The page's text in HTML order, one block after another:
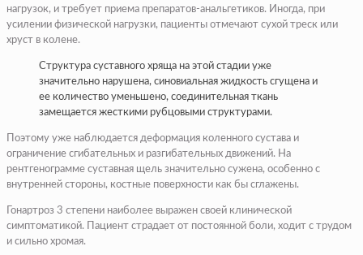
нагрузок, и требует приема препаратов-анальгетиков. Иногда, при
усилении физической нагрузки, пациенты отмечают сухой треск или
хруст в колене.
Структура суставного хряща на этой стадии уже
значительно нарушена, синовиальная жидкость сгущена и
ее количество уменьшено, соединительная ткань
замещается жесткими рубцовыми структурами.
Поэтому уже наблюдается деформация коленного сустава и
ограничение сгибательных и разгибательных движений. На
рентгенограмме суставная щель значительно сужена, особенно с
внутренней стороны, костные поверхности как бы сглажены.
Гонартроз 3 степени наиболее выражен своей клинической
симптоматикой. Пациент страдает от постоянной боли, ходит с трудом
и сильно хромая.